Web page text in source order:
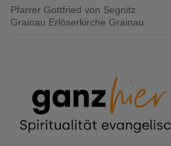
Pfarrer Gottfried von Segnitz
Grainau Erlöserkirche Grainau